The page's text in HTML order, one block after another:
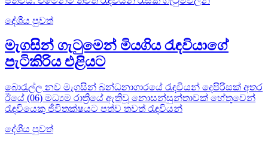
දේශීය පුවත්
මැගසින් ගැටුමෙන් මියගිය රැඳවියාගේ
පැටිකිරිය එළියට
බොරැල්ල නව මැගසින් බන්ධනාගාරයේ රැඳවියන් දෙපිරිසක් අතර
ඊයේ (06) මධ්‍යම රාත්‍රියේ ඇතිවූ නොසන්සුන්තාවක් හේතුවෙන්
රැඳවියෙකු ජීවිතක්ෂයට පත්ව තවත් රැඳවියන්
දේශීය පුවත්